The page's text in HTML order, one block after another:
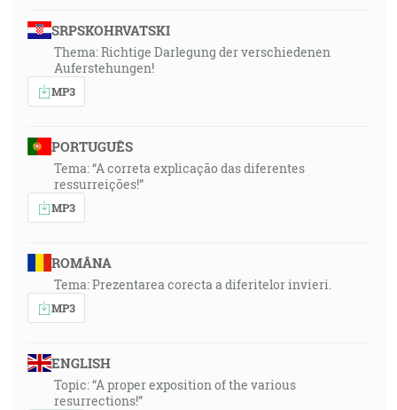
SRPSKOHRVATSKI
Thema: Richtige Darlegung der verschiedenen
Auferstehungen!
MP3
PORTUGUÊS
Tema: “A correta explicação das diferentes
ressurreições!”
MP3
ROMÂNA
Tema: Prezentarea corecta a diferitelor invieri.
MP3
ENGLISH
Topic: “A proper exposition of the various
resurrections!”